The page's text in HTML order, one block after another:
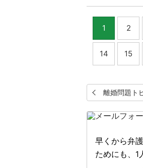
1 2
14 15
離婚問題ト
早くから弁
ためにも、1